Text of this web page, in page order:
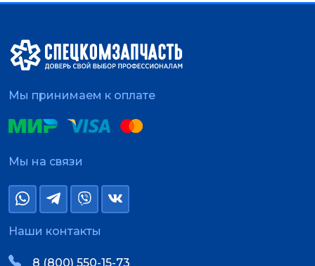
Мы принимаем к оплате
Мы на связи
Наши контакты
8 (800) 550-15-73